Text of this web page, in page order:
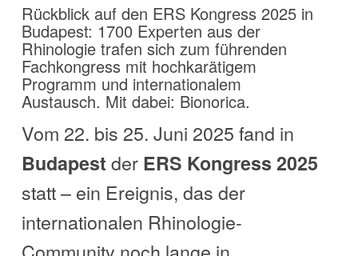
Rückblick auf den ERS Kongress 2025 in
Budapest: 1700 Experten aus der
Rhinologie trafen sich zum führenden
Fachkongress mit hochkarätigem
Programm und internationalem
Austausch. Mit dabei: Bionorica.
Vom 22. bis 25. Juni 2025 fand in
Budapest der ERS Kongress 2025
statt – ein Ereignis, das der
internationalen Rhinologie-